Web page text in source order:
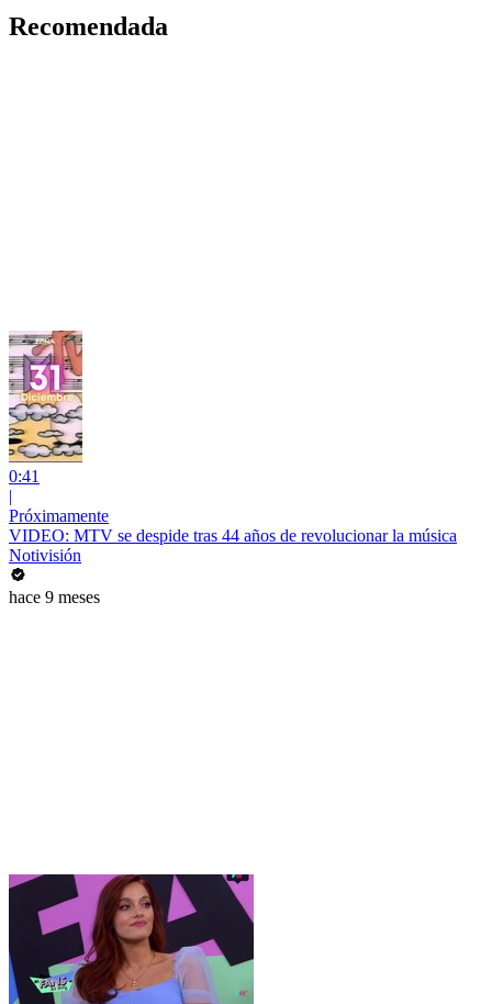
Recomendada
0:41
|
Próximamente
VIDEO: MTV se despide tras 44 años de revolucionar la música
Notivisión
hace 9 meses